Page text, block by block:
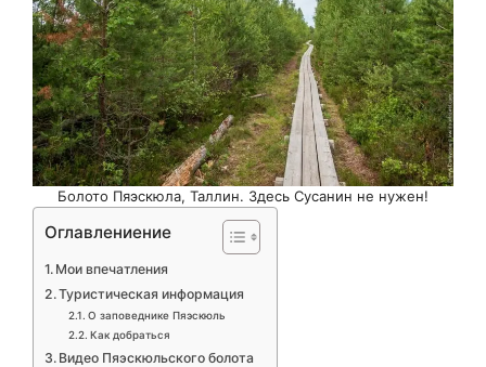
Болото Пяэскюла, Таллин. Здесь Сусанин не нужен!
Оглавлениение
Мои впечатления
Туристическая информация
О заповеднике Пяэскюль
Как добраться
Видео Пяэскюльского болота